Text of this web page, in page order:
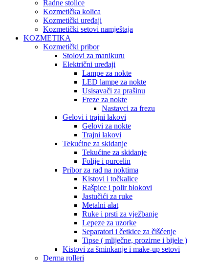
Radne stolice
Kozmetička kolica
Kozmetički uređaji
Kozmetički setovi namještaja
KOZMETIKA
Kozmetički pribor
Stolovi za manikuru
Električni uređaji
Lampe za nokte
LED lampe za nokte
Usisavači za prašinu
Freze za nokte
Nastavci za frezu
Gelovi i trajni lakovi
Gelovi za nokte
Trajni lakovi
Tekućine za skidanje
Tekućine za skidanje
Folije i purcelin
Pribor za rad na noktima
Kistovi i točkalice
Rašpice i polir blokovi
Jastučići za ruke
Metalni alat
Ruke i prsti za vježbanje
Lepeze za uzorke
Separatori i četkice za čišćenje
Tipse ( mliječne, prozirne i bijele )
Kistovi za šminkanje i make-up setovi
Derma rolleri